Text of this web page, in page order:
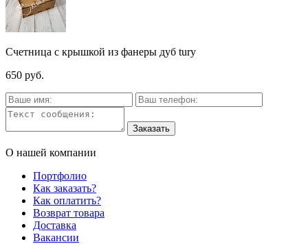
Счетница с крышкой из фанеры дуб tury
650 руб.
О нашей компании
Портфолио
Как заказать?
Как оплатить?
Возврат товара
Доставка
Вакансии